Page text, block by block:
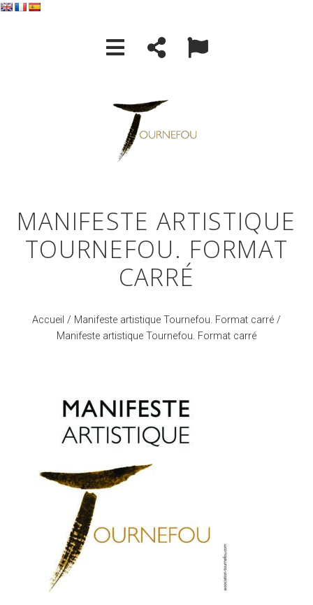
MANIFESTE ARTISTIQUE
TOURNEFOU. FORMAT
CARRÉ
Accueil / Manifeste artistique Tournefou. Format carré /
Manifeste artistique Tournefou. Format carré